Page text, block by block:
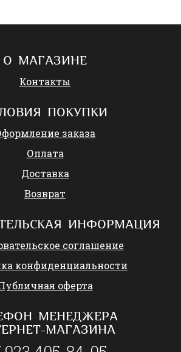
О МАГАЗИНЕ
Контакты
ПОКУПКИ
заказа
Оплата
Доставка
Возврат
ИНФОРМАЦИЯ
соглашение
конфиденциальности
оферта
МЕНЕДЖЕРА
МАГАЗИНА